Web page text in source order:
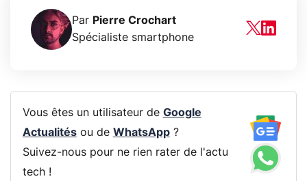
Par Pierre Crochart
Spécialiste smartphone
Vous êtes un utilisateur de Google
Actualitésou de WhatsApp?
Suivez-nous pour ne rien rater de l'actu
tech !